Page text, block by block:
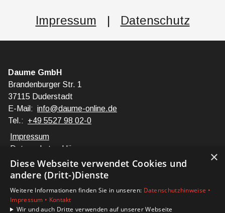
Impressum | Datenschutz
Daume GmbH
Brandenburger Str. 1
37115 Duderstadt
E-Mail: info@daume-online.de
Tel.: +49 5527 98 02-0
Impressum
Datenschutzerklärung
Barrierefreiheitserklärung
Privatkunden
Karriere
×
Diese Webseite verwendet Cookies und
andere (Dritt-)Dienste
Weitere Informationen finden Sie in unseren: Datenschutzhinweise •
Impressum • Kontakt
Wir und auch Dritte verwenden auf unserer Webseite